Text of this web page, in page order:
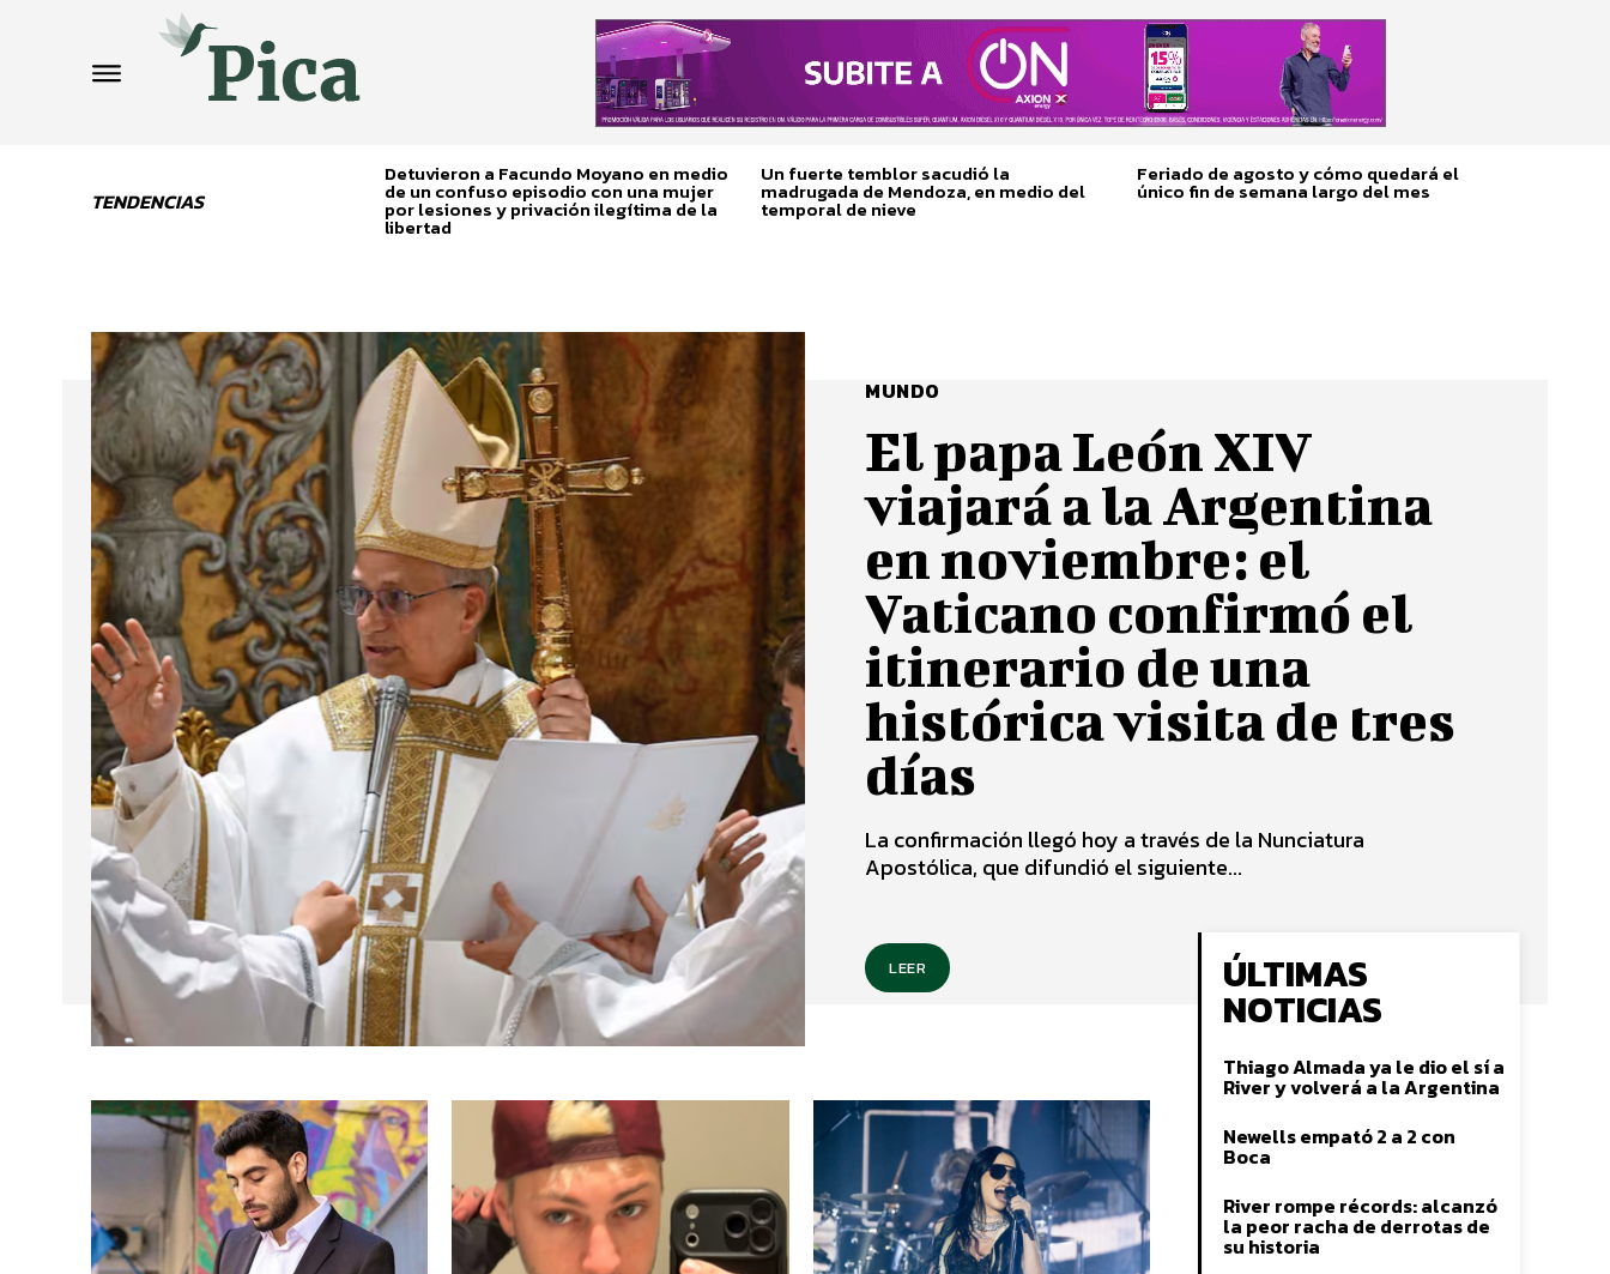
TENDENCIAS
Detuvieron a Facundo Moyano en medio
de un confuso episodio con una mujer
por lesiones y privación ilegítima de la
libertad
Un fuerte temblor sacudió la
madrugada de Mendoza, en medio del
temporal de nieve
Feriado de agosto y cómo quedará el
único fin de semana largo del mes
MUNDO
El papa León XIV
viajará a la Argentina
en noviembre: el
Vaticano confirmó el
itinerario de una
histórica visita de tres
días
La confirmación llegó hoy a través de la Nunciatura
Apostólica, que difundió el siguiente...
LEER ÚLTIMAS
NOTICIAS
Thiago Almada ya le dio el sí a
River y volverá a la Argentina
Newells empató 2 a 2 con
Boca
River rompe récords: alcanzó
la peor racha de derrotas de
su historia